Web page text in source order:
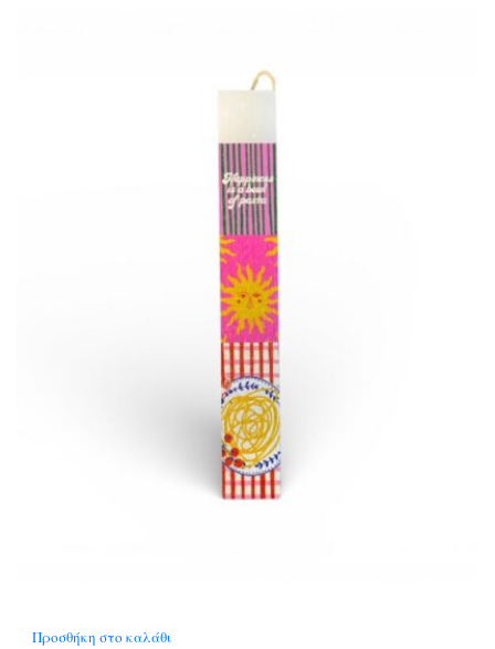
Προσθήκη στο καλάθι